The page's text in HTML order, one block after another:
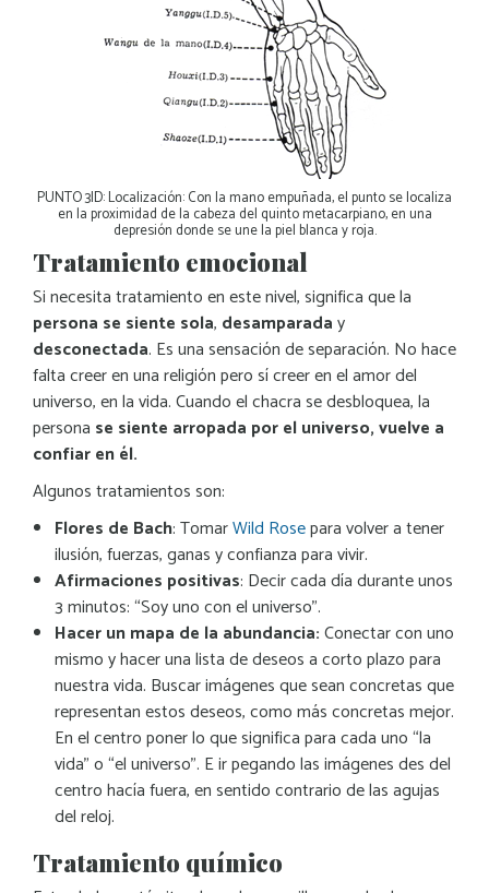
PUNTO 3ID: Localización: Con la mano empuñada, el punto se localiza
en la proximidad de la cabeza del quinto metacarpiano, en una
depresión donde se une la piel blanca y roja.
Tratamiento emocional
Si necesita tratamiento en este nivel, significa que la
persona se siente sola, desamparaday
desconectada. Es una sensación de separación. No hace
falta creer en una religión pero sí creer en el amor del
universo, en la vida. Cuando el chacra se desbloquea, la
persona se siente arropada por el universo, vuelve a
confiar en él.
Algunos tratamientos son:
Flores de Bach: TomarWild Rosepara volver a tener
ilusión, fuerzas, ganas y confianza para vivir.
Afirmaciones positivas: Decir cada día durante unos
3 minutos: “Soy uno con el universo”.
Hacer un mapa de la abundancia:Conectar con uno
mismo y hacer una lista de deseos a corto plazo para
nuestra vida. Buscar imágenes que sean concretas que
representan estos deseos, como más concretas mejor.
En el centro poner lo que significa para cada uno “la
vida” o “el universo”. E ir pegando las imágenes des del
centro hacía fuera, en sentido contrario de las agujas
del reloj.
Tratamiento químico